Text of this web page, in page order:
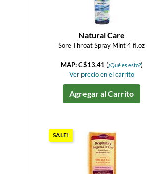
Natural Care
Sore Throat Spray Mint 4 fl.oz
MAP: C$13.41 (¿Qué es esto?)
Ver precio en el carrito
Agregar al Carrito
SALE!